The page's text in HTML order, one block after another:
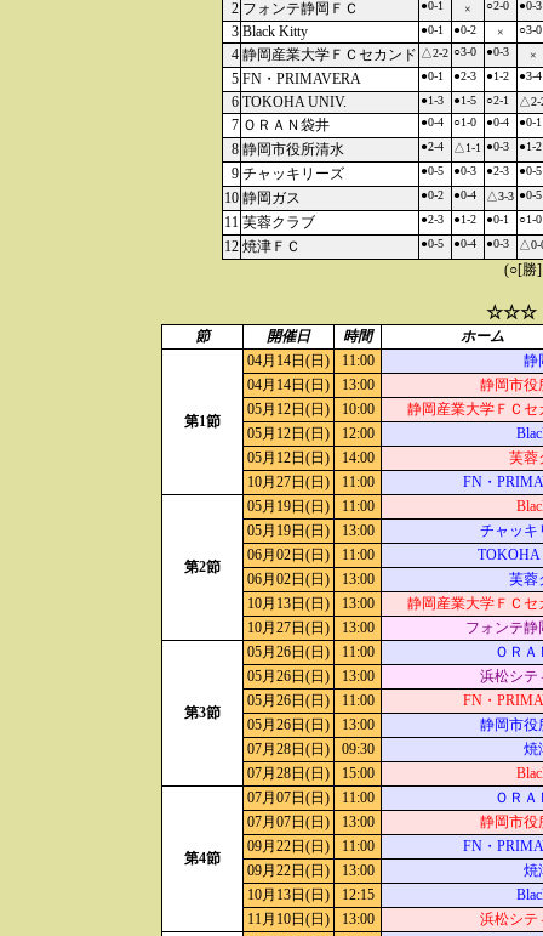
2 フォンテ静岡ＦＣ ●0-1 × ○2-0 ●0-3
3 Black Kitty ●0-1 ●0-2 × ○3-0
4 静岡産業大学ＦＣセカンド △2-2 ○3-0 ●0-3 ×
5 FN・PRIMAVERA ●0-1 ●2-3 ●1-2 ●3-4
6 TOKOHA UNIV. ●1-3 ●1-5 ○2-1 △2-
7 ＯＲＡＮ袋井 ●0-4 ○1-0 ●0-4 ●0-1
8 静岡市役所清水 ●2-4 △1-1 ●0-3 ●1-2
9 チャッキリーズ ●0-5 ●0-3 ●2-3 ●0-5
10 静岡ガス ●0-2 ●0-4 △3-3 ●0-5
11 芙蓉クラブ ●2-3 ●1-2 ●0-1 ○1-0
12 焼津ＦＣ ●0-5 ●0-4 ●0-3 △0-
(○[勝
☆☆☆
節 開催日 時間 ホーム
第1節
04月14日(日) 11:00
静
04月14日(日)
13:00
静岡市役
05月12日(日)
10:00
静岡産業大学ＦＣセ
05月12日(日)
12:00
05月12日(日)
14:00
芙蓉
10月27日(日)
11:00 FN・
第2節
05月19日(日) 11:00
05月19日(日)
13:00
チャッキ
06月02日(日)
11:00
TOKOHA
06月02日(日)
13:00
芙蓉
10月13日(日)
13:00
静岡産業大学ＦＣセ
10月27日(日)
13:00 フォンテ静
第3節
05月26日(日) 11:00
ＯＲＡ
05月26日(日)
13:00
浜松シテ
05月26日(日)
11:00
FN・
05月26日(日)
13:00
静岡市役
07月28日(日)
09:30
焼
07月28日(日)
15:00
第4節
07月07日(日) 11:00
ＯＲＡ
07月07日(日)
13:00
静岡市役
09月22日(日)
11:00
FN・
09月22日(日)
13:00
焼
10月13日(日)
12:15
11月10日(日)
13:00 浜松シテ